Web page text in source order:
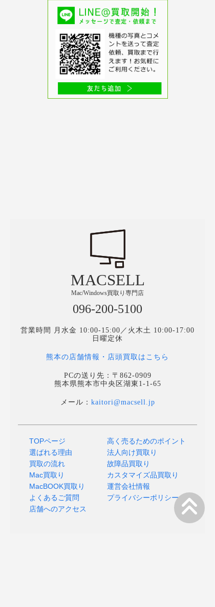
MACSELL
Mac/Windows買取り専門店
096-200-5100
営業時間 月水金 10:00-15:00／火木土 10:00-17:00
日曜定休
熊本の店舗情報・店頭買取はこちら
PCの送り先：〒862-0909
熊本県熊本市中央区湖東1-1-65
メール： kaitori@macsell.jp
TOPページ
選ばれる理由
買取の流れ
Mac買取り
MacBOOK買取り
よくあるご質問
店舗へのアクセス
高く売るためのポイント
法人向け買取り
故障品買取り
カスタマイズ品買取り
運営会社情報
プライバシーポリシー